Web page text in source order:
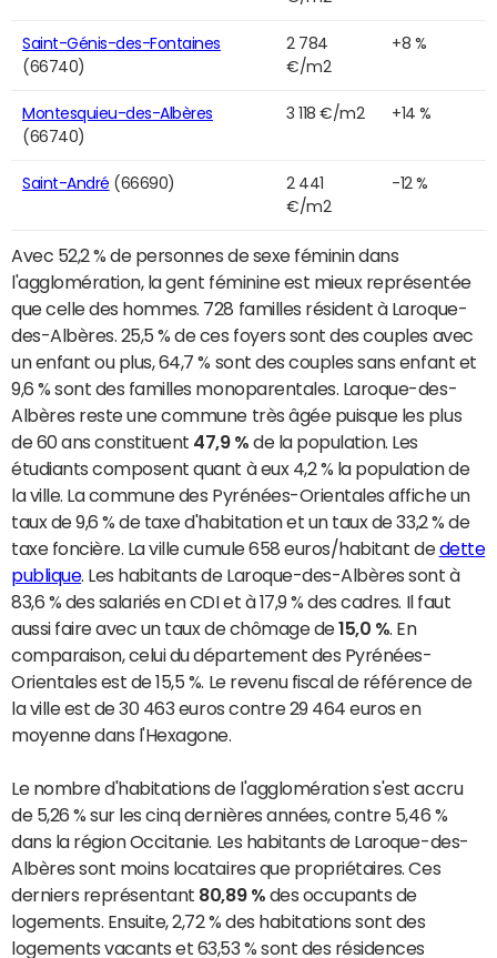
Saint-Génis-des-Fontaines
(66740)
2 784
€/m2
+8 %
Montesquieu-des-Albères
(66740)
3 118 €/m2 +14 %
Saint-André (66690)
2 441
€/m2
-12 %
Avec 52,2 % de personnes de sexe féminin dans
l'agglomération, la gent féminine est mieux représentée
que celle des hommes. 728 familles résident à Laroque-
des-Albères. 25,5 % de ces foyers sont des couples avec
un enfant ou plus, 64,7 % sont des couples sans enfant et
9,6 % sont des familles monoparentales. Laroque-des-
Albères reste une commune très âgée puisque les plus
de 60 ans constituent 47,9 % de la population. Les
étudiants composent quant à eux 4,2 % la population de
la ville. La commune des Pyrénées-Orientales affiche un
taux de 9,6 % de taxe d'habitation et un taux de 33,2 % de
taxe foncière. La ville cumule 658 euros/habitant dedette
publique. Les habitants de Laroque-des-Albères sont à
83,6 % des salariés en CDI et à 17,9 % des cadres. Il faut
aussi faire avec un taux de chômage de15,0 % . En
comparaison, celui du département des Pyrénées-
Orientales est de 15,5 %. Le revenu fiscal de référence de
la ville est de 30 463 euros contre 29 464 euros en
moyenne dans l'Hexagone.
Le nombre d'habitations de l'agglomération s'est accru
de 5,26 % sur les cinq dernières années, contre 5,46 %
dans la région Occitanie. Les habitants de Laroque-des-
Albères sont moins locataires que propriétaires. Ces
derniers représentant 80,89 % des occupants de
logements. Ensuite, 2,72 % des habitations sont des
logements vacants et 63,53 % sont des résidences